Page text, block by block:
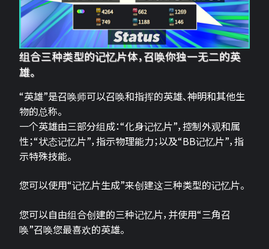
组合三种类型的记忆片体，召唤你独一无二的英
雄。
“英雄”是召唤师可以召唤和指挥的英雄、神明和其他生
物的总称。
一个英雄由三部分组成：“化身记忆片”，控制外观和属
性；“状态记忆片”，指示物理能力；以及“BB记忆片”，指
示特殊技能。
您可以使用“记忆片生成”来创建这三种类型的记忆片。
您可以自由组合创建的三种记忆片，并使用“三角召
唤”召唤您最喜欢的英雄。